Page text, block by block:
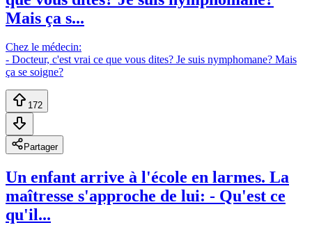
Mais ça s...
Chez le médecin:
- Docteur, c'est vrai ce que vous dites? Je suis nymphomane? Mais
ça se soigne?
172
Partager
Un enfant arrive à l'école en larmes. La
maîtresse s'approche de lui: - Qu'est ce
qu'il...